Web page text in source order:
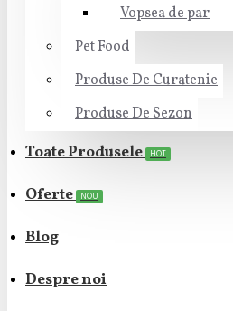
Vopsea de par
Pet Food
Produse De Curatenie
Produse De Sezon
Toate Produsele HOT
Oferte NOU
Blog
Despre noi